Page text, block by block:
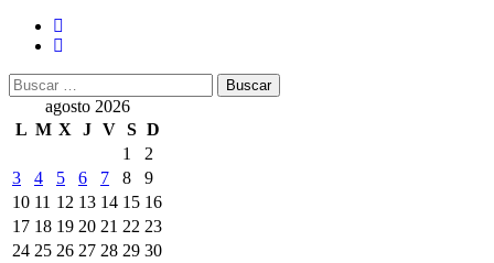
Buscar:
agosto 2026
L M X J V S D
1
2
3
4 5 6 7 8
9
10 11 12 13 14 15 16
17 18 19 20 21 22 23
24 25 26 27 28 29 30